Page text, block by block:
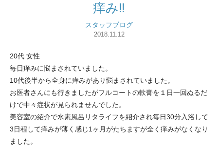
痒み‼️
スタッフブログ
2018.11.12
20代 女性
毎日痒みに悩まされていました。
10代後半から全身に痒みがあり悩まされていました。
お医者さんにも行きましたがフルコートの軟膏を１日一回ぬるだ
けで中々症状が見られませんでした。
美容室の紹介で水素風呂リタライフを紹介され毎日30分入浴して
3日程して痒みが薄く感じ1ヶ月がたちますが全く痒みがなくなり
ました。